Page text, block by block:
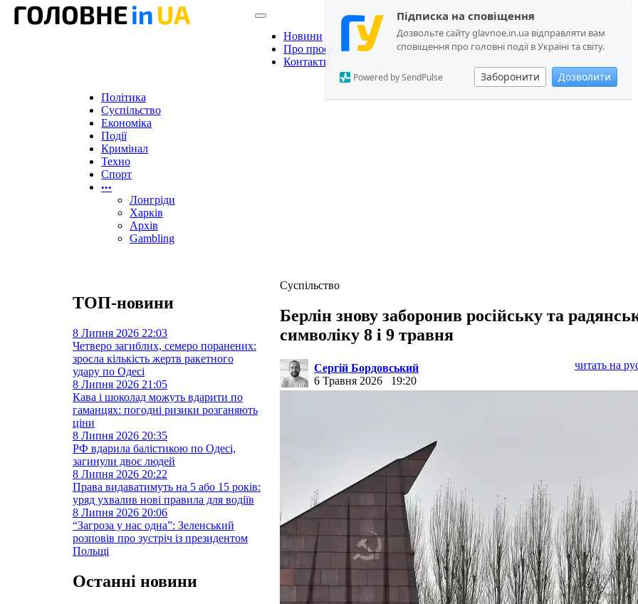
Підписка на сповіщення
Дозвольте сайту glavnoe.in.ua відправляти вам
сповіщення про головні події в Україні та світу.
Заборонити Дозволити
Powered by SendPulse
Новини
Про проєкт
Контакти
Політика
Суспільство
Економіка
Події
Кримінал
Техно
Спорт
•••
Лонгріди
Харків
Архів
Gambling
Суспільство
Берлін знову заборонив російську та
символіку 8 і 9 травня
Сергій Бордовський
6 Травня 2026
19:20
читать на
ТОП-новини
8 Липня 2026 22:03
Четверо загиблих, семеро поранених:
зросла кількість жертв ракетного
удару по Одесі
8 Липня 2026 21:05
Кава і шоколад можуть вдарити по
гаманцях: погодні ризики розганяють
ціни
8 Липня 2026 20:35
РФ вдарила балістикою по Одесі,
загинули двоє людей
8 Липня 2026 20:22
Права видаватимуть на 5 або 15 років:
уряд ухвалив нові правила для водіїв
8 Липня 2026 20:06
“Загроза у нас одна”: Зеленський
розповів про зустріч із президентом
Польщі
Останні новини